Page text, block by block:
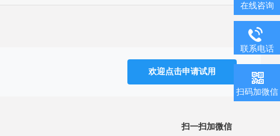
欢迎点击申请试用
扫一扫加微信
在线咨询
联系电话
扫码加微信